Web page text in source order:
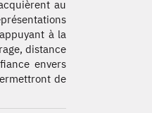
au
à la
distance
envers
de